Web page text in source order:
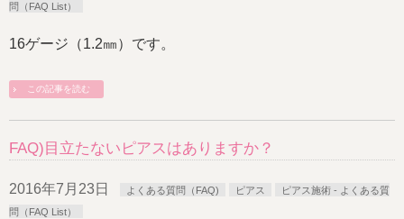
問（FAQ List）
16ゲージ（1.2㎜）です。
この記事を読む
FAQ)目立たないピアスはありますか？
2016年7月23日 よくある質問（FAQ) ピアス
ピアス施術 - よくある質
問（FAQ List）